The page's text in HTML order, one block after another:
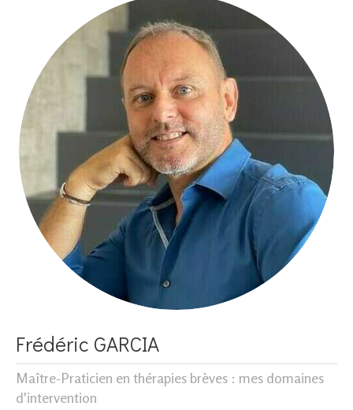
Frédéric GARCIA
Maître-Praticien en thérapies brèves : mes domaines
d'intervention